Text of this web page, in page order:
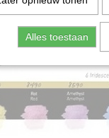
Alles toestaan